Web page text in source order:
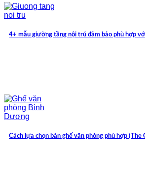
4+ mẫu giường tầng nội trú đảm bảo phù hợp
Cách lựa chọn bàn ghế văn phòng phù hợp (The